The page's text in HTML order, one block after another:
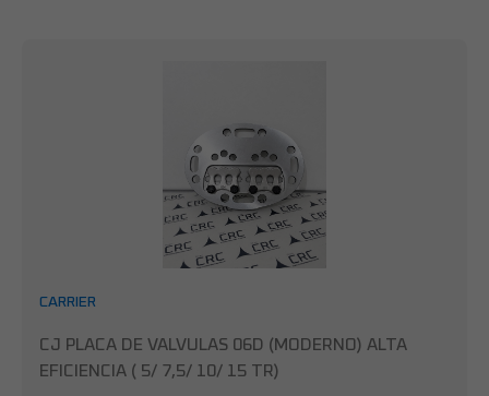
CARRIER
CJ PLACA DE VALVULAS 06D (MODERNO) ALTA
EFICIENCIA ( 5/ 7,5/ 10/ 15 TR)